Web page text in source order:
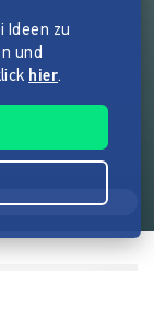
Ideen zu
und
hier.